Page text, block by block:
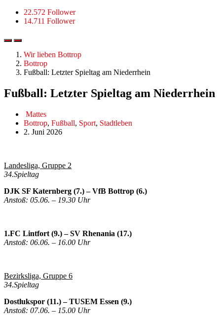
22.572 Follower
14.711 Follower
Wir lieben Bottrop
Bottrop
Fußball: Letzter Spieltag am Niederrhein
Fußball: Letzter Spieltag am Niederrhein
Mattes
Bottrop, Fußball, Sport, Stadtleben
2. Juni 2026
Landesliga, Gruppe 2
34.Spieltag
DJK SF Katernberg (7.) – VfB Bottrop (6.)
Anstoß: 05.06. – 19.30 Uhr
1.FC Lintfort (9.) – SV Rhenania (17.)
Anstoß: 06.06. – 16.00 Uhr
Bezirksliga, Gruppe 6
34.Spieltag
Dostlukspor (11.) – TUSEM Essen (9.)
Anstoß: 07.06. – 15.00 Uhr